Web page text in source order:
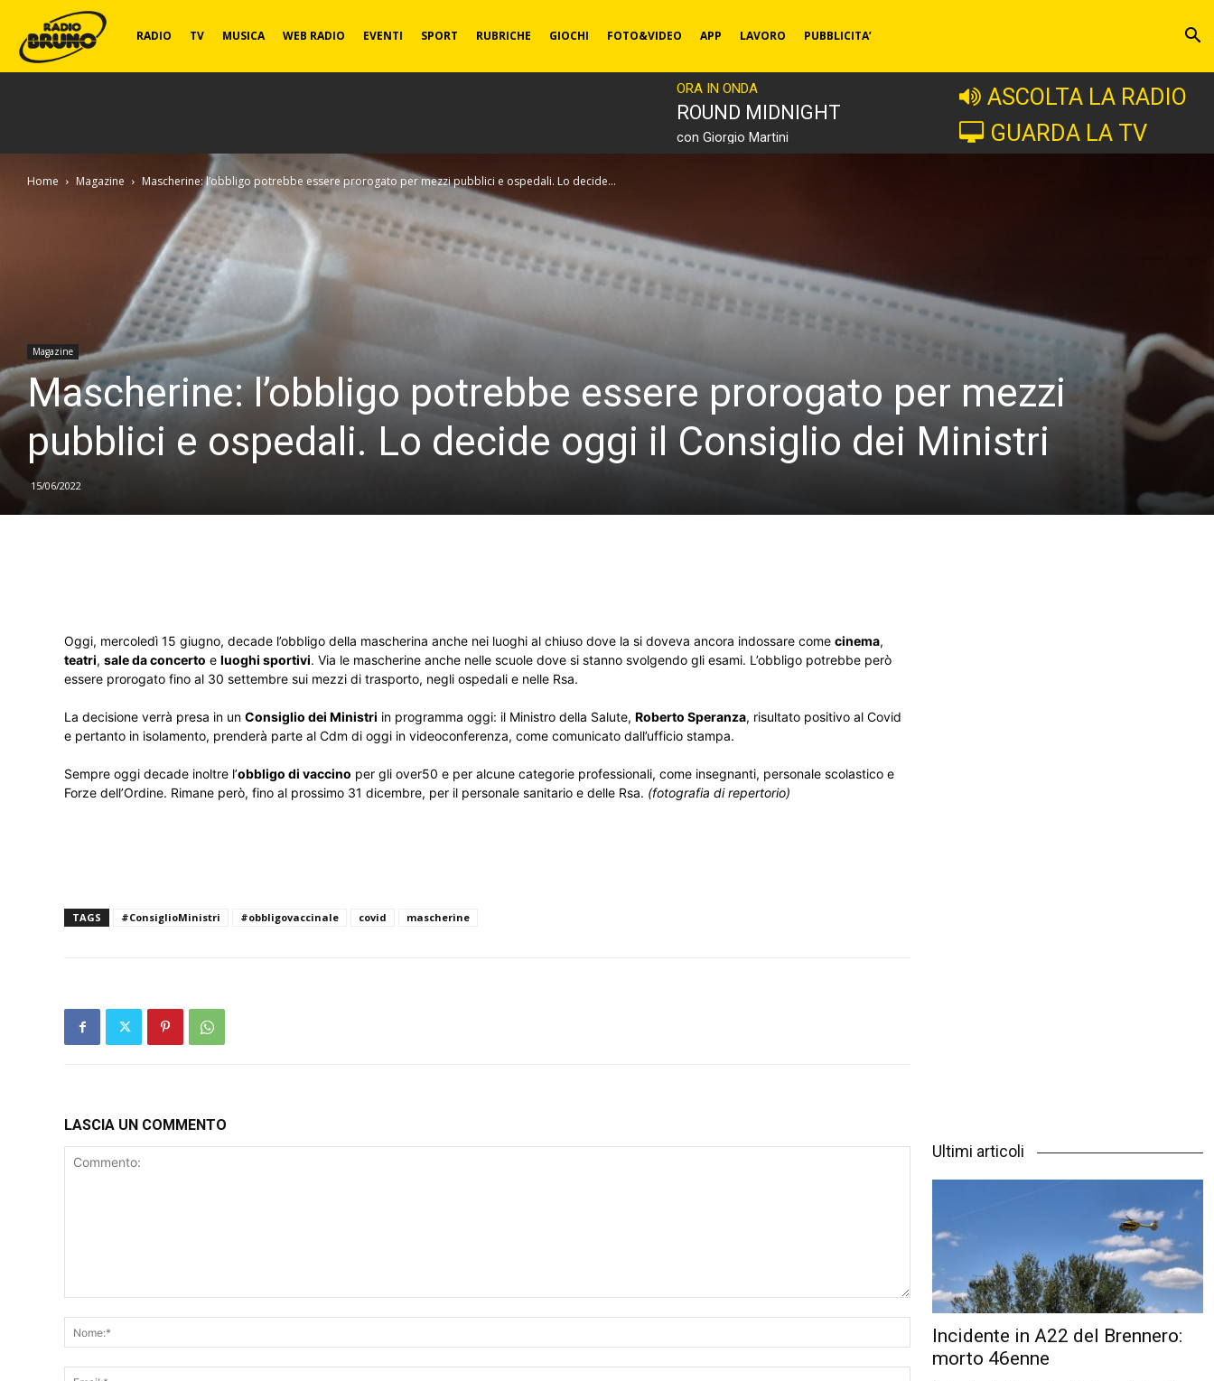
Radio
RADIO TV MUSICA WEB RADIO EVENTI SPORT RUBRICHE GIOCHI FOTO&VIDEO APP LAVORO PUBBLICITA’
ORA IN ONDA
ROUND MIDNIGHT
con Giorgio Martini
ASCOLTA LA RADIO
GUARDA LA TV
Home Magazine Mascherine: l’obbligo potrebbe essere prorogato per mezzi pubblici e ospedali. Lo decide...
Magazine
Mascherine: l’obbligo potrebbe essere prorogato per mezzi
pubblici e ospedali. Lo decide oggi il Consiglio dei Ministri
15/06/2022
Oggi, mercoledì 15 giugno, decade l’obbligo della mascherina anche nei luoghi al chiuso dove la si doveva ancora indossare come cinema,
teatri, sale da concerto e luoghi sportivi. Via le mascherine anche nelle scuole dove si stanno svolgendo gli esami. L’obbligo potrebbe però
essere prorogato fino al 30 settembre sui mezzi di trasporto, negli ospedali e nelle Rsa.
La decisione verrà presa in un Consiglio dei Ministri in programma oggi: il Ministro della Salute, Roberto Speranza, risultato positivo al Covid
e pertanto in isolamento, prenderà parte al Cdm di oggi in videoconferenza, come comunicato dall’ufficio stampa.
Sempre oggi decade inoltre l’obbligo di vaccino per gli over50 e per alcune categorie professionali, come insegnanti, personale scolastico e
Forze dell’Ordine. Rimane però, fino al prossimo 31 dicembre, per il personale sanitario e delle Rsa. (fotografia di repertorio)
TAGS #ConsiglioMinistri #obbligovaccinale covid mascherine
LASCIA UN COMMENTO
Ultimi articoli
Incidente in A22 del Brennero:
morto 46enne